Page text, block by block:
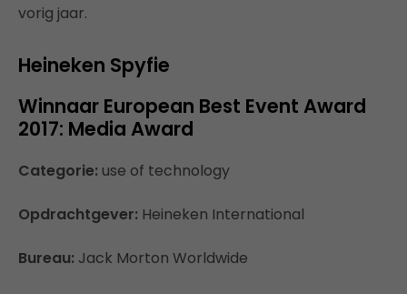
vorig jaar.
Heineken Spyfie
Winnaar European Best Event Award
2017: Media Award
Categorie: use of technology
Opdrachtgever: Heineken International
Bureau: Jack Morton Worldwide